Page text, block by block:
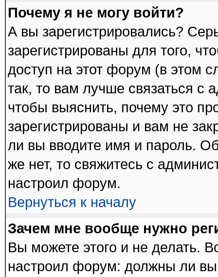
Почему я не могу войти?
А вы зарегистрировались?
зарегистрированы для того,
доступ на этот форум (в этом
так, то вам лучше связаться с
чтобы выяснить, почему это
зарегистрированы и вам не
ли вы вводите имя и пароль.
же нет, то свяжитесь с
настроил форум.
Вернуться к началу
Зачем мне вообще нужно
Вы можете этого и не делать.
настроил форум: должны ли вы